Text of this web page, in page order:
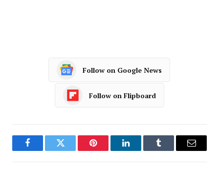
Follow on Google News
Follow on Flipboard
FacebookTwitter Pinterest LinkedInTumblr Email